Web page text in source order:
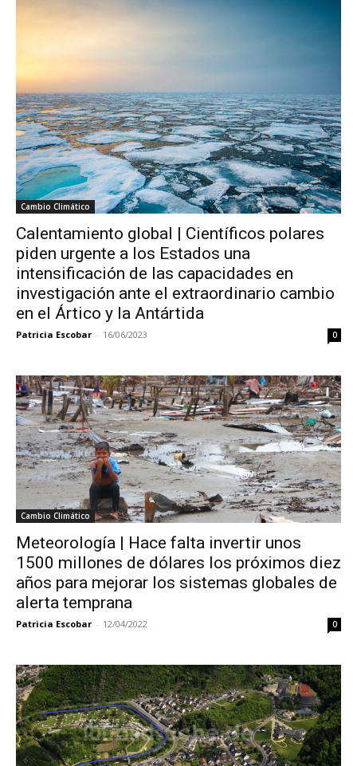
Cambio Climático
Calentamiento global | Científicos polares
piden urgente a los Estados una
intensificación de las capacidades en
investigación ante el extraordinario cambio
en el Ártico y la Antártida
Patricia Escobar - 16/06/2023 0
Cambio Climático
Meteorología | Hace falta invertir unos
1500 millones de dólares los próximos diez
años para mejorar los sistemas globales de
alerta temprana
Patricia Escobar - 12/04/2022 0